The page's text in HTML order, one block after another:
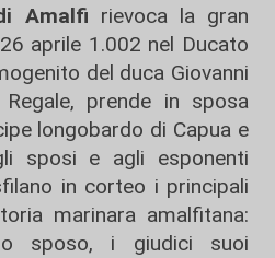
Amalfi rievoca la gran
aprile 1.002 nel Ducato
del duca Giovanni
prende in sposa
longobardo di Capua e
sposi e agli esponenti
in corteo i principali
marinara amalfitana:
sposo, i giudici suoi